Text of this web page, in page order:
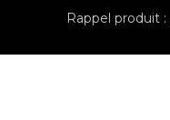
Rappel produit :